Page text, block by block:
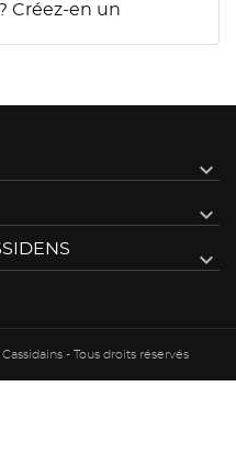
Créez-en un



- Tous droits réservés